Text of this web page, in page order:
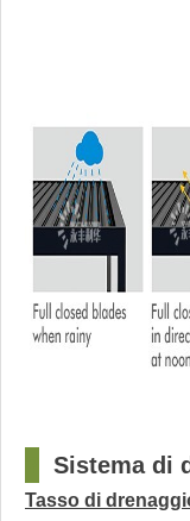
Sistema di
Tasso di